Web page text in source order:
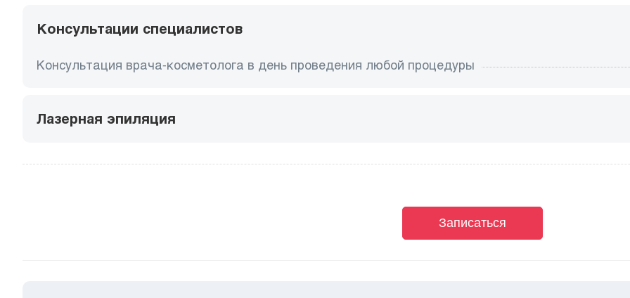
Консультации специалистов
Консультация врача-косметолога в день проведения любой процедуры
Лазерная эпиляция
Записаться